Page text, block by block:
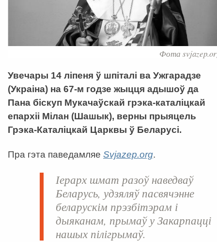
Фота
Увечары 14 ліпеня ў шпіталі ва Ужгарадзе
(Украіна) на 67-м годзе жыцця адышоў да
Пана біскуп Мукачаўскай грэка-каталіцкай
епархіі Мілан (Шашык), верны прыяцель
Грэка-Каталіцкай Царквы ў Беларусі.
Пра гэта паведамляе Svjazep.org.
Іерарх шмат разоў наведваў
Беларусь, удзяляў пасвячэнне
беларускім прэзбітэрам і
дыяканам, прымаў у Закарпацці
нашых пілігрымаў.